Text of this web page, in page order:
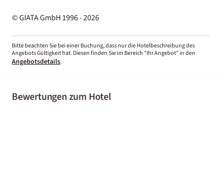
© GIATA GmbH 1996 - 2026
Bitte beachten Sie bei einer Buchung, dass nur die Hotelbeschreibung des
Angebots Gültigkeit hat. Diesen finden Sie im Bereich “Ihr Angebot” in den
Angebotsdetails.
Bewertungen zum Hotel